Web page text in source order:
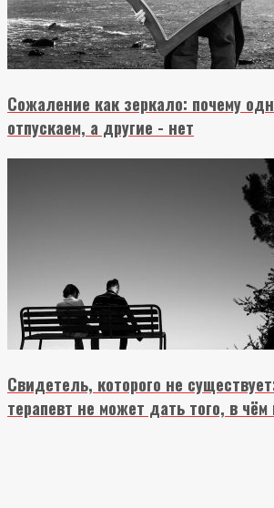
Сожаление как зеркало: почему
отпускаем, а другие - нет
Свидетель, которого не
терапевт не может дать того, в